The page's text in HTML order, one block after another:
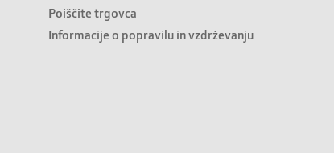
Poiščite trgovca
Informacije o popravilu in vzdrževanju